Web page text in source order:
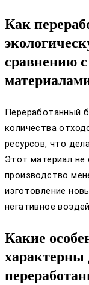
Как
сравнению
Переработанный
количества
ресурсов, что
Этот материал не
производство
изготовление
негативное
Какие
характерны